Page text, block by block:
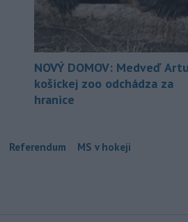
NOVÝ DOMOV: Medveď
košickej zoo odchádza za
hranice
Referendum MS v hokeji